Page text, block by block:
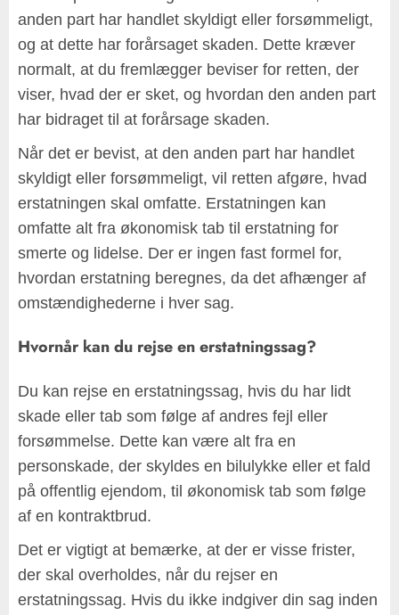
anden part har handlet skyldigt eller forsømmeligt,
og at dette har forårsaget skaden. Dette kræver
normalt, at du fremlægger beviser for retten, der
viser, hvad der er sket, og hvordan den anden part
har bidraget til at forårsage skaden.
Når det er bevist, at den anden part har handlet
skyldigt eller forsømmeligt, vil retten afgøre, hvad
erstatningen skal omfatte. Erstatningen kan
omfatte alt fra økonomisk tab til erstatning for
smerte og lidelse. Der er ingen fast formel for,
hvordan erstatning beregnes, da det afhænger af
omstændighederne i hver sag.
Hvornår kan du rejse en erstatningssag?
Du kan rejse en erstatningssag, hvis du har lidt
skade eller tab som følge af andres fejl eller
forsømmelse. Dette kan være alt fra en
personskade, der skyldes en bilulykke eller et fald
på offentlig ejendom, til økonomisk tab som følge
af en kontraktbrud.
Det er vigtigt at bemærke, at der er visse frister,
der skal overholdes, når du rejser en
erstatningssag. Hvis du ikke indgiver din sag inden